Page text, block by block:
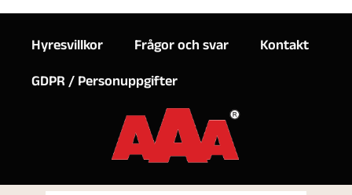
Hyresvillkor Frågor och svar
Kontakt
GDPR / Personuppgifter